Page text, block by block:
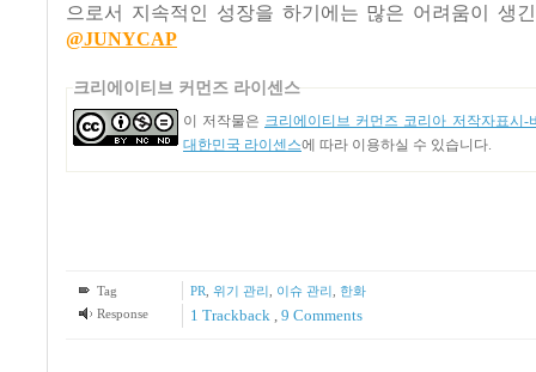
으로서 지속적인 성장을 하기에는 많은 어려움이 생
@JUNYCAP
크리에이티브 커먼즈 라이센스
이 저작물은 크리에이티브 커먼즈 코리아 저작자표시-
대한민국 라이센스에 따라 이용하실 수 있습니다.
Tag PR 위기 관리 이슈 관리
한화
Response
1 Trackback , 9 Comments